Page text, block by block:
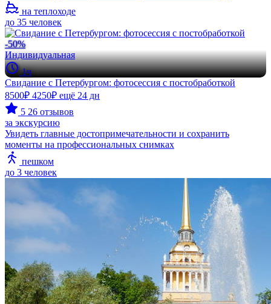
на теплоходе
до 35 человек
-50%
Индивидуальная
1ч
Свидание с Петербургом: фотосессия с постобработкой
8500₽ 4250₽ ещё 24 дн
5 26 отзывов
за экскурсию
Увидеть главные достопримечательности и сохранить
моменты на профессиональных снимках
пешком
до 3 человек